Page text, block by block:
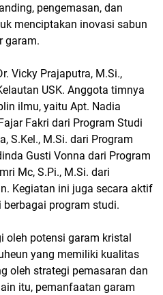
pengemasan, dan
menciptakan inovasi sabun
garam.
Vicky Prajaputra, M.Si.,
USK. Anggota timnya
ilmu, yaitu Apt. Nadia
Fakri dari Program Studi
S.Kel., M.Si. dari Program
Gusti Vonna dari Program
Mc, S.Pi., M.Si. dari
Kegiatan ini juga secara aktif
program studi.
oleh potensi garam kristal
yang memiliki kualitas
oleh strategi pemasaran dan
itu, pemanfaatan garam